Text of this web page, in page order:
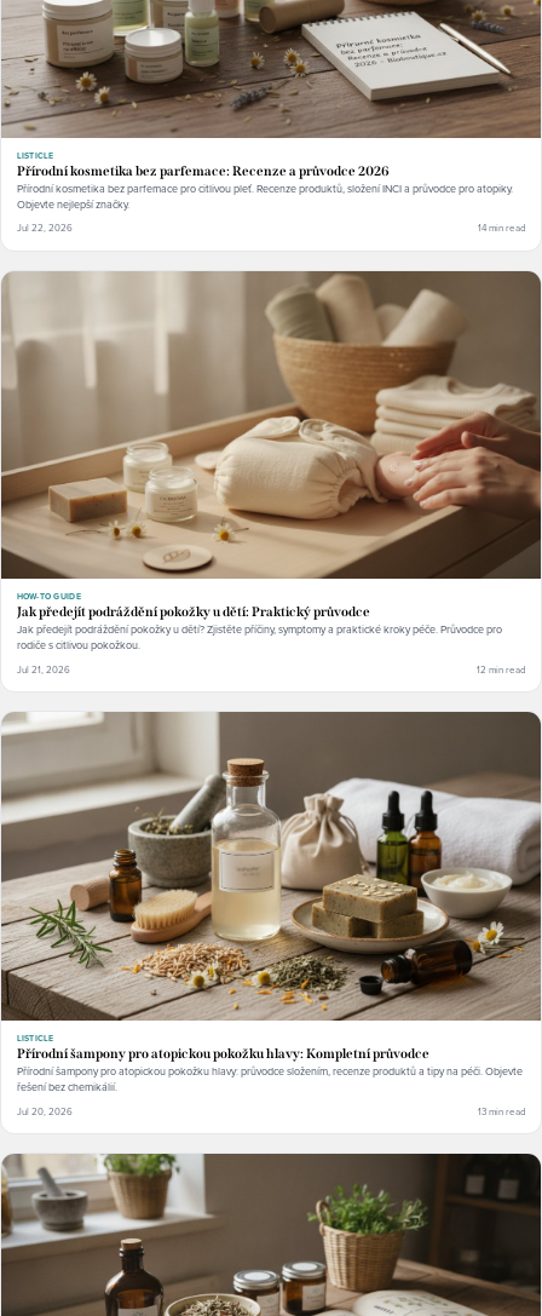
LISTICLE
Přírodní kosmetika bez parfemace: Recenze a průvodce 2026
Přírodní kosmetika bez parfemace pro citlivou pleť. Recenze produktů, složení INCI a průvodce pro atopiky.
Objevte nejlepší značky.
Jul 22, 2026 14 min read
HOW-TO GUIDE
Jak předejít podráždění pokožky u dětí: Praktický průvodce
Jak předejít podráždění pokožky u dětí? Zjistěte příčiny, symptomy a praktické kroky péče. Průvodce pro
rodiče s citlivou pokožkou.
Jul 21, 2026 12 min read
LISTICLE
Přírodní šampony pro atopickou pokožku hlavy: Kompletní průvodce
Přírodní šampony pro atopickou pokožku hlavy: průvodce složením, recenze produktů a tipy na péči. Objevte
řešení bez chemikálií.
Jul 20, 2026 13 min read